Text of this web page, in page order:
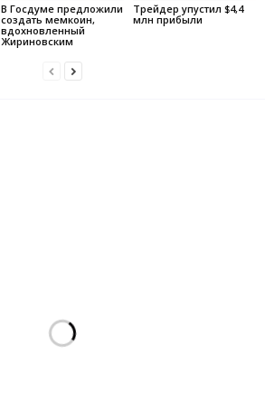
В Госдуме предложили
создать мемкоин,
вдохновленный
Жириновским
Трейдер упустил $4,4
млн прибыли